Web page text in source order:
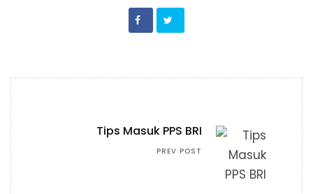
Tips Masuk PPS BRI
PREV POST